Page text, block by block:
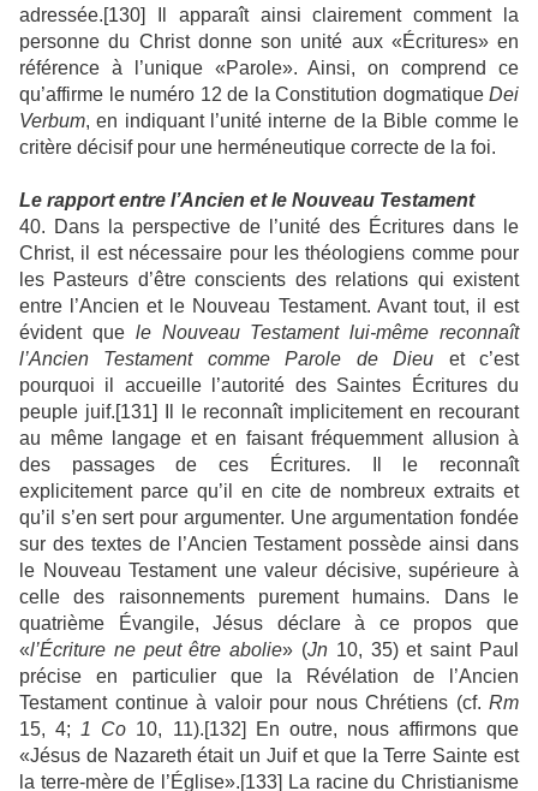
adressée.[130] Il apparaît ainsi clairement comment la
personne du Christ donne son unité aux «Écritures» en
référence à l’unique «Parole». Ainsi, on comprend ce
qu’affirme le numéro 12 de la Constitution dogmatique Dei
Verbum, en indiquant l’unité interne de la Bible comme le
critère décisif pour une herméneutique correcte de la foi.
Le rapport entre l’Ancien et le Nouveau Testament
40. Dans la perspective de l’unité des Écritures dans le
Christ, il est nécessaire pour les théologiens comme pour
les Pasteurs d’être conscients des relations qui existent
entre l’Ancien et le Nouveau Testament. Avant tout, il est
évident que le Nouveau Testament lui-même reconnaît
l’Ancien Testament comme Parole de Dieu et c’est
pourquoi il accueille l’autorité des Saintes Écritures du
peuple juif.[131] Il le reconnaît implicitement en recourant
au même langage et en faisant fréquemment allusion à
des passages de ces Écritures. Il le reconnaît
explicitement parce qu’il en cite de nombreux extraits et
qu’il s’en sert pour argumenter. Une argumentation fondée
sur des textes de l’Ancien Testament possède ainsi dans
le Nouveau Testament une valeur décisive, supérieure à
celle des raisonnements purement humains. Dans le
quatrième Évangile, Jésus déclare à ce propos que
«l’Écriture ne peut être abolie» (Jn 10, 35) et saint Paul
précise en particulier que la Révélation de l’Ancien
Testament continue à valoir pour nous Chrétiens (cf. Rm
15, 4; 1 Co 10, 11).[132] En outre, nous affirmons que
«Jésus de Nazareth était un Juif et que la Terre Sainte est
la terre-mère de l’Église».[133] La racine du Christianisme